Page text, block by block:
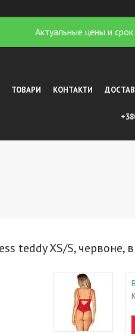
Актуальные цены и
ТОВАРИ КОНТАКТИ
teddy XS/S, червоне,